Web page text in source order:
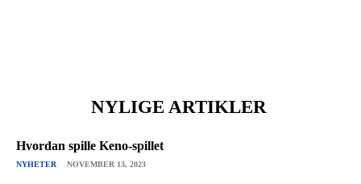
NYLIGE ARTIKLER
Hvordan spille Keno-spillet
NYHETER NOVEMBER 13, 2023